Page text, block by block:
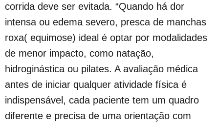
corrida deve ser evitada. “Quando há dor
intensa ou edema severo, presca de manchas
roxa( equimose) ideal é optar por modalidades
de menor impacto, como natação,
hidroginástica ou pilates. A avaliação médica
antes de iniciar qualquer atividade física é
indispensável, cada paciente tem um quadro
diferente e precisa de uma orientação com